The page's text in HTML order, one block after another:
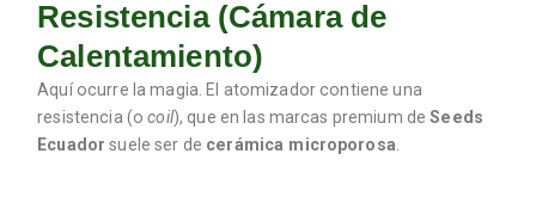
Resistencia (Cámara de
Calentamiento)
Aquí ocurre la magia. El atomizador contiene una
resistencia (ocoil), que en las marcas premium deSeeds
Ecuador suele ser de cerámica microporosa